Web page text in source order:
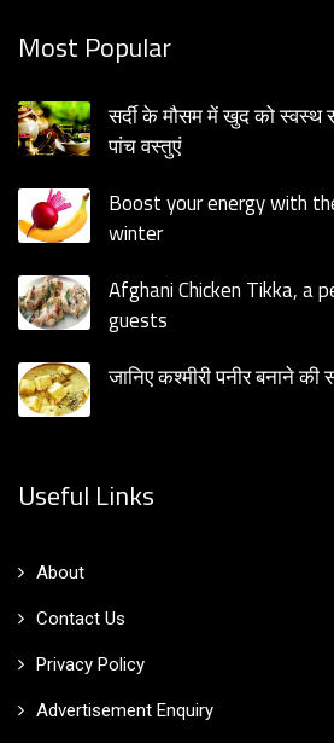
Most Popular
सर्दी के मौसम में खुद को
पांच वस्तुएं
Boost your energy with
winter
Afghani Chicken Tikka, a
guests
जानिए कश्मीरी पनीर बनाने
Useful Links
About
Contact Us
Privacy Policy
Advertisement Enquiry